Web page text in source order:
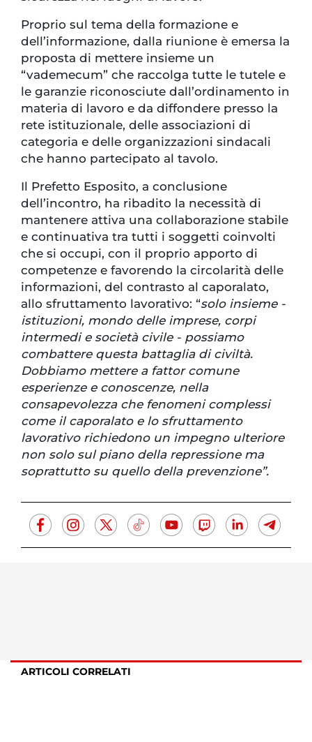
Proprio sul tema della formazione e
dell’informazione, dalla riunione è emersa la
proposta di mettere insieme un
“vademecum” che raccolga tutte le tutele e
le garanzie riconosciute dall’ordinamento in
materia di lavoro e da diffondere presso la
rete istituzionale, delle associazioni di
categoria e delle organizzazioni sindacali
che hanno partecipato al tavolo.
Il Prefetto Esposito, a conclusione
dell’incontro, ha ribadito la necessità di
mantenere attiva una collaborazione stabile
e continuativa tra tutti i soggetti coinvolti
che si occupi, con il proprio apporto di
competenze e favorendo la circolarità delle
informazioni, del contrasto al caporalato,
allo sfruttamento lavorativo: “solo insieme -
istituzioni, mondo delle imprese, corpi
intermedi e società civile - possiamo
combattere questa battaglia di civiltà.
Dobbiamo mettere a fattor comune
esperienze e conoscenze, nella
consapevolezza che fenomeni complessi
come il caporalato e lo sfruttamento
lavorativo richiedono un impegno ulteriore
non solo sul piano della repressione ma
soprattutto su quello della prevenzione”.
ARTICOLI CORRELATI